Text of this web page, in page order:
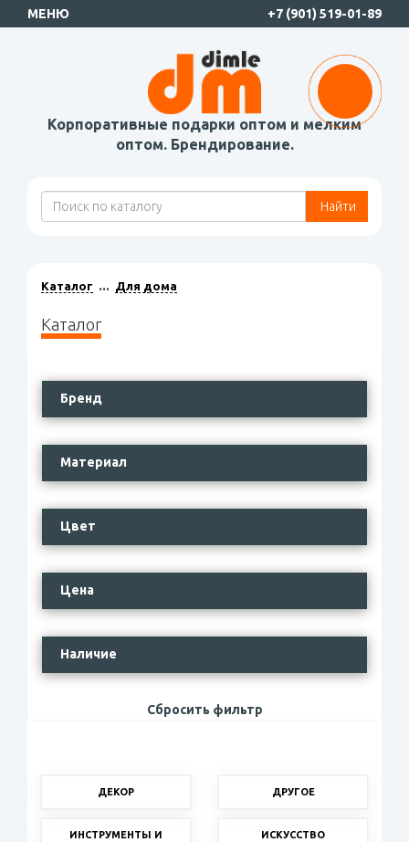
МЕНЮ +7 (901) 519-01-89
Корпоративные подарки оптом и мелким
оптом. Брендирование.
Найти
Каталог Для дома
Каталог
Бренд
Материал
Цвет
Цена
Наличие
Сбросить фильтр
ДЕКОР ДРУГОЕ
ИНСТРУМЕНТЫ И
ИСКУССТВО